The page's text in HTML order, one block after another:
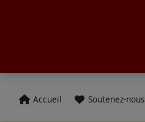
Accueil Soutenez-nous